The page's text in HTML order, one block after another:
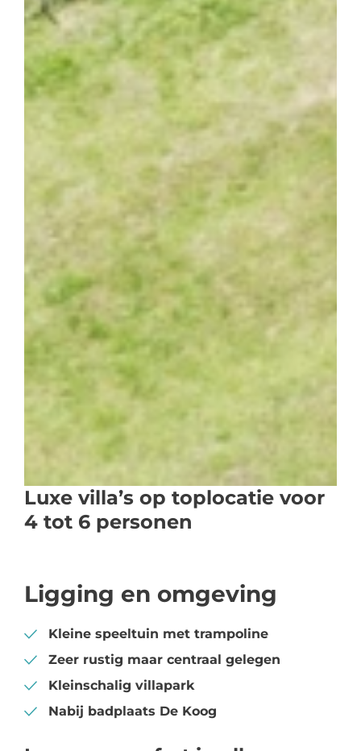
Luxe villa’s op toplocatie voor
4 tot 6 personen
Ligging en omgeving
Kleine speeltuin met trampoline
Zeer rustig maar centraal gelegen
Kleinschalig villapark
Nabij badplaats De Koog